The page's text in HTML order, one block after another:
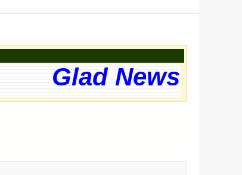
Glad News!